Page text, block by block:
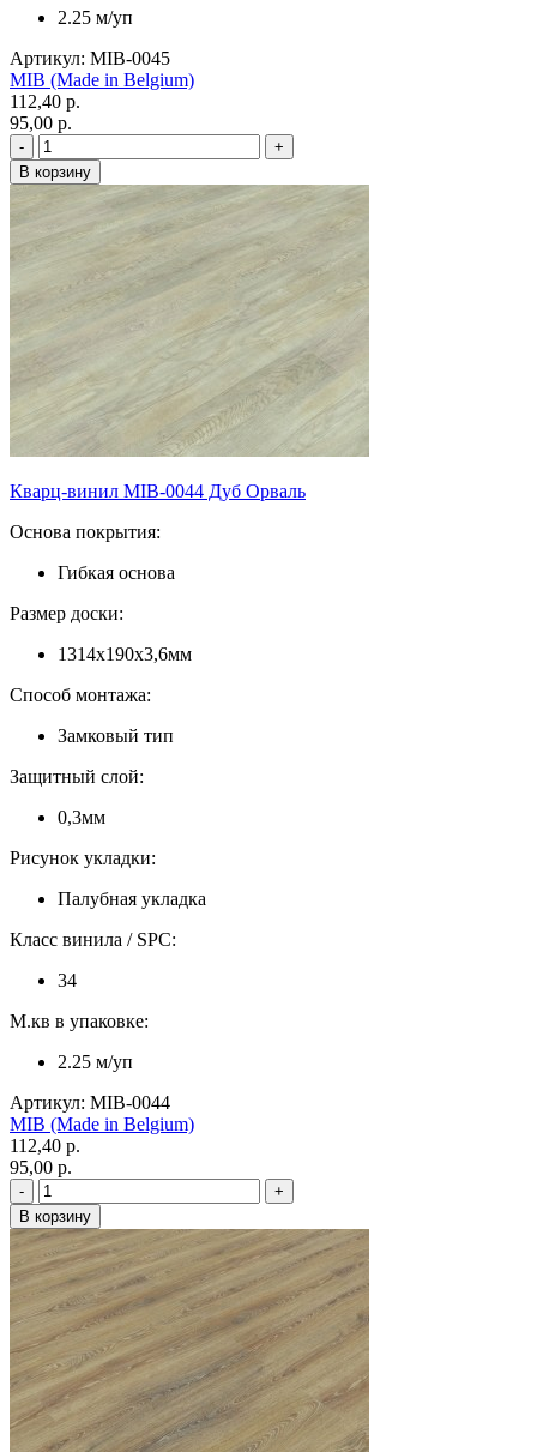
2.25 м/уп
Артикул: MIB-0045
MIB (Made in Belgium)
112,40 p.
95,00 p.
Кварц-винил MIB-0044 Дуб Орваль
Основа покрытия:
Гибкая основа
Размер доски:
1314х190х3,6мм
Способ монтажа:
Замковый тип
Защитный слой:
0,3мм
Рисунок укладки:
Палубная укладка
Класс винила / SPC:
34
М.кв в упаковке:
2.25 м/уп
Артикул: MIB-0044
MIB (Made in Belgium)
112,40 p.
95,00 p.